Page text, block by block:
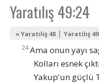
Yaratılış 49:24
« Yaratılış 48| Yaratılış 49
24Ama onun yayı
Kolları esnek
Yakup'un güçlü